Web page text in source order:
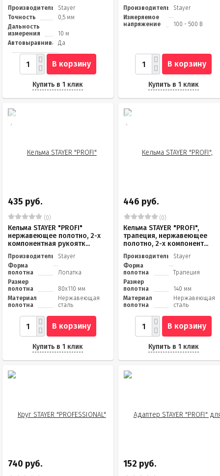
Производитель
Stayer
Точность
0,5 мм
Дальность
измерения
10 м
Автовыравнивание
Да
В корзину
Купить в 1 клик
Производитель
Stayer
Измеряемое
напряжение
100 - 500 В
В корзину
Купить в 1 клик
435 руб.
(0)
Кельма STAYER "PROFI"
нержавеющее полотно, 2-х
компонентная рукоятк...
Производитель
Stayer
Форма
полотна
Лопатка
Размер
полотна
80x110 мм
Материал
полотна
Нержавеющая
сталь
В корзину
Купить в 1 клик
446 руб.
(0)
Кельма STAYER "PROFI",
трапеция, нержавеющее
полотно, 2-х компонент...
Производитель
Stayer
Форма
полотна
Трапеция
Размер
полотна
140 мм
Материал
полотна
Нержавеющая
сталь
В корзину
Купить в 1 клик
740 руб. 152 руб.